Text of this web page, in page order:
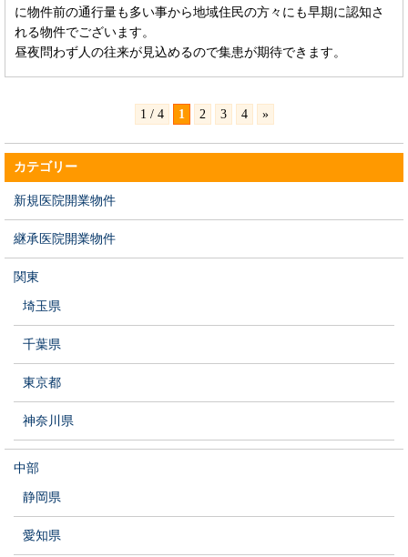
に物件前の通行量も多い事から地域住民の方々にも早期に認知さ
れる物件でございます。
昼夜問わず人の往来が見込めるので集患が期待できます。
1 / 4 1 2 3 4 »
カテゴリー
新規医院開業物件
継承医院開業物件
関東
埼玉県
千葉県
東京都
神奈川県
中部
静岡県
愛知県